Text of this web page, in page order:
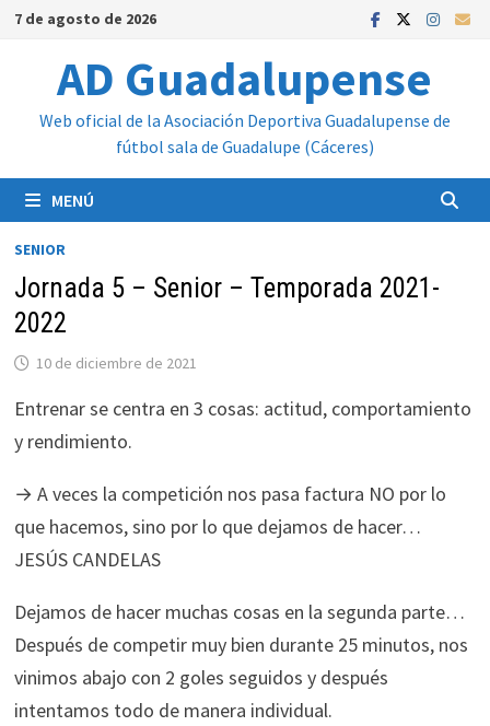
Saltar
contenido
7 de agosto de 2026
AD Guadalupense
Web oficial de la Asociación Deportiva Guadalupense de
fútbol sala de Guadalupe (Cáceres)
MENÚ
SENIOR
Jornada 5 – Senior – Temporada 2021-
2022
10 de diciembre de 2021
Entrenar se centra en 3 cosas: actitud, comportamiento
y rendimiento.
→ A veces la competición nos pasa factura NO por lo
que hacemos, sino por lo que dejamos de hacer…
JESÚS CANDELAS
Dejamos de hacer muchas cosas en la segunda parte…
Después de competir muy bien durante 25 minutos, nos
vinimos abajo con 2 goles seguidos y después
intentamos todo de manera individual.